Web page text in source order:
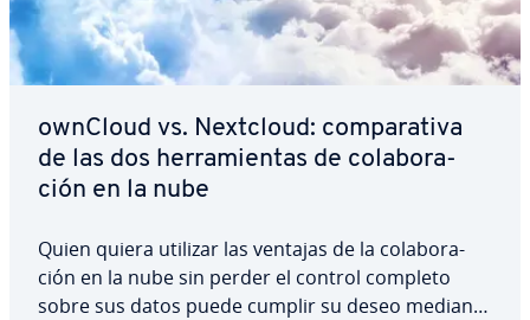
ownCloud vs. Nextcloud: co­m­pa­ra­ti­va
de las dos he­rra­mie­n­tas de co­la­bo­ra­
ción en la nube
Quien quiera utilizar las ventajas de la co­la­bo­ra­
ción en la nube sin perder el control completo
sobre sus datos puede cumplir su deseo mediante